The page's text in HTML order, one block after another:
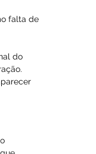
falta de
do